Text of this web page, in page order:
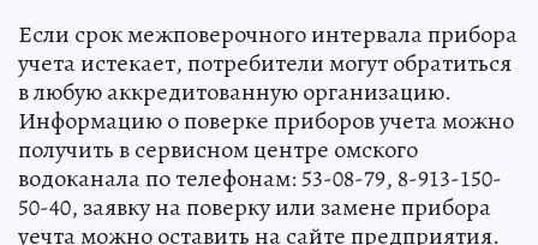
Если срок межповерочного интервала прибора
учета истекает, потребители могут обратиться
в любую аккредитованную организацию.
Информацию о поверке приборов учета можно
получить в сервисном центре омского
водоканала по телефонам: 53-08-79, 8-913-150-
50-40, заявку на поверку или замене прибора
уечта можно оставить на сайте предприятия.